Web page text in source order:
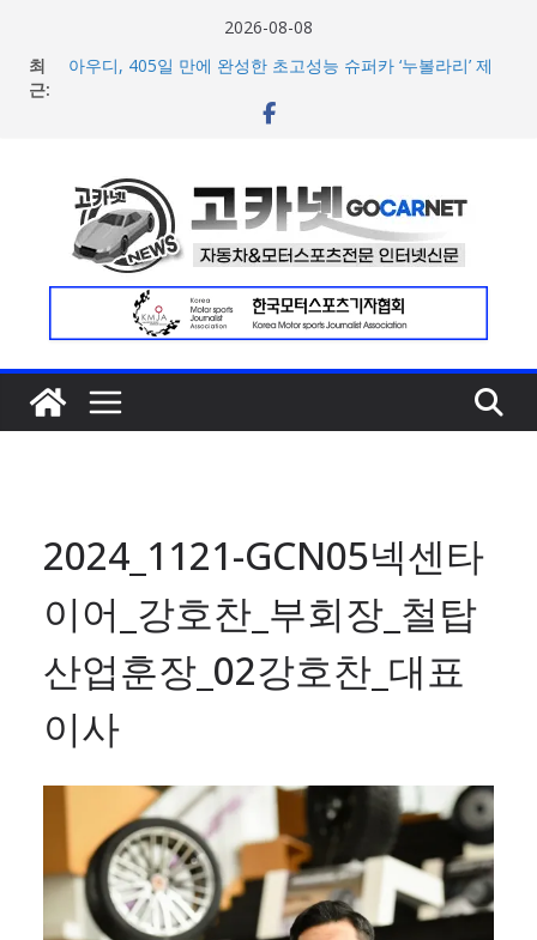
2026-08-08
최
근:
아우디, 405일 만에 완성한 초고성능 슈퍼카 ‘누볼라리’ 제
벤틀리, 첫 순수 전기 어반 럭셔리 SUV 토르칼 탑재될 ‘큐레
비 솔루션 제안
한온시스템, 캐나다 정부로부터 1,000만 캐나다달러 규모
지원 확보
넥센타이어 주최 ‘2026 스피드웨이 모터 페스티벌’ 3R 나이
트 페스티벌 8일 용인 개최
2024_1121-GCN05넥센타
이어_강호찬_부회장_철탑
산업훈장_02강호찬_대표
이사